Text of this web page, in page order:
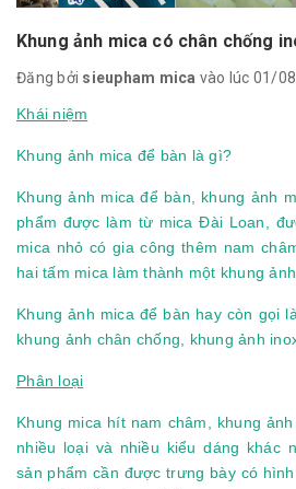
Khung ảnh mica có chân chống
Đăng bởi sieupham mica vào lúc 01/
Khái niệm
Khung ảnh mica để bàn là gì?
Khung ảnh mica để bàn, khung ảnh
phẩm được làm từ mica Đài Loan,
mica nhỏ có gia công thêm nam
hai tấm mica làm thành một khung
Khung ảnh mica để bàn hay còn gọi
khung ảnh chân chống, khung ảnh
Phân loại
Khung mica hít nam châm, khung
nhiều loại và nhiều kiểu dáng khác
sản phẩm cần được trưng bày có